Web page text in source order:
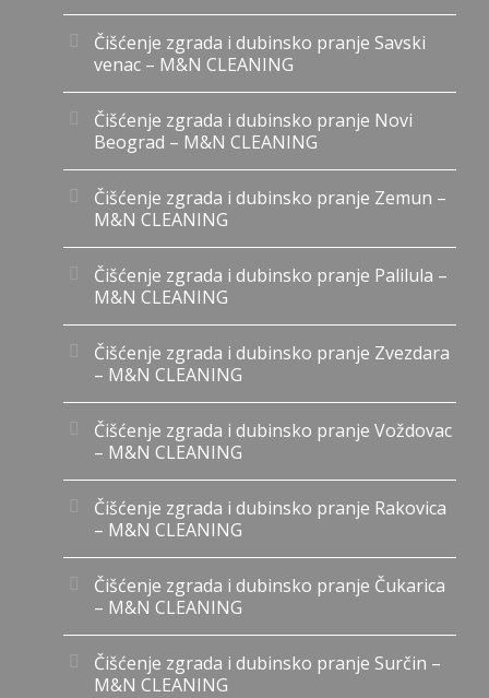
Čišćenje zgrada i dubinsko pranje Savski
venac – M&N CLEANING
Čišćenje zgrada i dubinsko pranje Novi
Beograd – M&N CLEANING
Čišćenje zgrada i dubinsko pranje Zemun –
M&N CLEANING
Čišćenje zgrada i dubinsko pranje Palilula –
M&N CLEANING
Čišćenje zgrada i dubinsko pranje Zvezdara
– M&N CLEANING
Čišćenje zgrada i dubinsko pranje Voždovac
– M&N CLEANING
Čišćenje zgrada i dubinsko pranje Rakovica
– M&N CLEANING
Čišćenje zgrada i dubinsko pranje Čukarica
– M&N CLEANING
Čišćenje zgrada i dubinsko pranje Surčin –
M&N CLEANING